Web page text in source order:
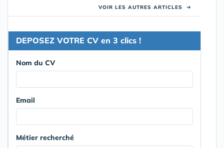
VOIR LES AUTRES ARTICLES ➜
DEPOSEZ VOTRE CV en 3 clics !
Nom du CV
Email
Métier recherché